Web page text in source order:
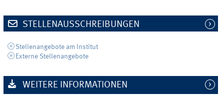
STELLENAUSSCHREIBUNGEN
Stellenangebote am Institut
Externe Stellenangebote
WEITERE INFORMATIONEN